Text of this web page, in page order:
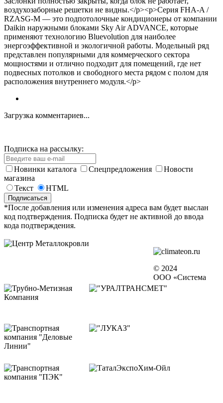
воздухозаборные решетки не видны.</p><p>Серия FHA-A /
RZASG-M — это подпотолочные кондиционеры от компании
Daikin наружными блоками Sky Air ADVANCE, которые
применяют технологию Bluevolution для наиболее
энергоэффективной и экологичной работы. Модельный ряд
представлен популярными для коммерческого сектора
мощностями и отлично подходит для помещений, где нет
подвесных потолков и свободного места рядом с полом для
расположения внутреннего модуля.</p>
Загрузка комментариев...
Подписка на рассылку:
Новинки каталога Спецпредложения
Новости
магазина
Текст
HTML
*После добавления или изменения адреса вам будет выслан
код подтверждения. Подписка будет не активной до ввода
кода подтверждения.
© 2024
ООО «Система